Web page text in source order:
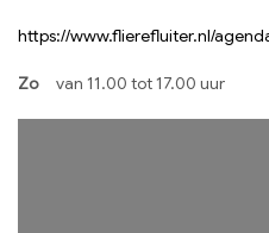
https://www.flierefluiter.nl/
Zo van 11.00 tot 17.00 uur